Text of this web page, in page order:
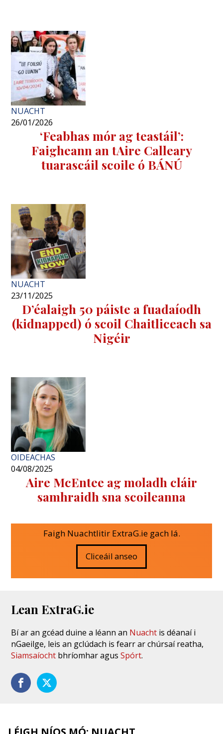
NUACHT
26/01/2026
‘Feabhas mór ag teastáil’:
Faigheann an tAire Calleary
tuarascáil scoile ó BÁNÚ
NUACHT
23/11/2025
D’éalaigh 50 páiste a fuadaíodh
(kidnapped) ó scoil Chaitliceach sa
Nigéir
OIDEACHAS
04/08/2025
Aire McEntee ag moladh cláir
samhraidh sna scoileanna
Faigh Nuachtlitir ExtraG.ie gach lá.
Cliceáil anseo
Lean ExtraG.ie
Bí ar an gcéad duine a léann an Nuacht is déanaí i
nGaeilge, leis an gclúdach is fearr ar chúrsaí reatha,
Siamsaíocht bhríomhar agusSpórt.